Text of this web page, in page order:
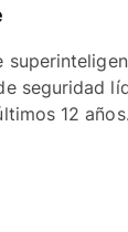
seguridad
12 años.